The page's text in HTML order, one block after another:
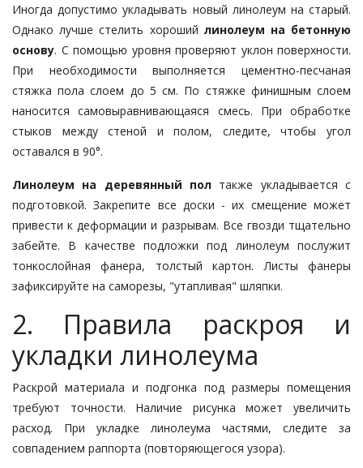
Иногда допустимо укладывать новый линолеум на старый.
Однако лучше стелить хороший линолеум на бетонную
основу. С помощью уровня проверяют уклон поверхности.
При необходимости выполняется цементно-песчаная
стяжка пола слоем до 5 см. По стяжке финишным слоем
наносится самовыравнивающаяся смесь. При обработке
стыков между стеной и полом, следите, чтобы угол
оставался в 90°.
Линолеум на деревянный пол также укладывается с
подготовкой. Закрепите все доски - их смещение может
привести к деформации и разрывам. Все гвозди тщательно
забейте. В качестве подложки под линолеум послужит
тонкослойная фанера, толстый картон. Листы фанеры
зафиксируйте на саморезы, "утапливая" шляпки.
2. Правила раскроя и
укладки линолеума
Раскрой материала и подгонка под размеры помещения
требуют точности. Наличие рисунка может увеличить
расход. При укладке линолеума частями, следите за
совпадением раппорта (повторяющегося узора).